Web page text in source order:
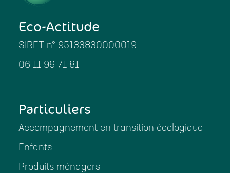
Eco-Actitude
SIRET n° 95133830000019
06 11 99 71 81
Particuliers
Accompagnement en transition écologique
Enfants
Produits ménagers